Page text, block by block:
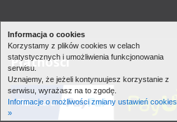
Informacja o cookies
Korzystamy z plików cookies w celach
statystycznych i umożliwienia funkcjonowania
serwisu.
Uznajemy, że jeżeli kontynuujesz korzystanie z
serwisu, wyrażasz na to zgodę.
Informacje o możliwości zmiany ustawień cookies
»
Płatności